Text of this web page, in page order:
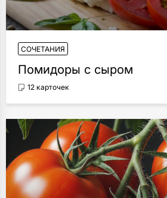
СОЧЕТАНИЯ
Помидоры с сыром
12 карточек